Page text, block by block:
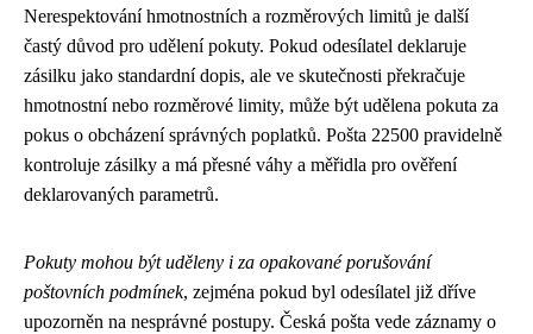
Nerespektování hmotnostních a rozměrových limitů je další
častý důvod pro udělení pokuty. Pokud odesílatel deklaruje
zásilku jako standardní dopis, ale ve skutečnosti překračuje
hmotnostní nebo rozměrové limity, může být udělena pokuta za
pokus o obcházení správných poplatků. Pošta 22500 pravidelně
kontroluje zásilky a má přesné váhy a měřidla pro ověření
deklarovaných parametrů.
Pokuty mohou být uděleny i za opakované porušování
poštovních podmínek, zejména pokud byl odesílatel již dříve
upozorněn na nesprávné postupy. Česká pošta vede záznamy o